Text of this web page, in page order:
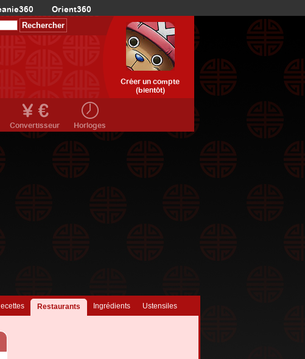
Orient360
Créer un compte
(bientôt)
Convertisseur Horloges
Ustensiles
Ingrédients
Restaurants